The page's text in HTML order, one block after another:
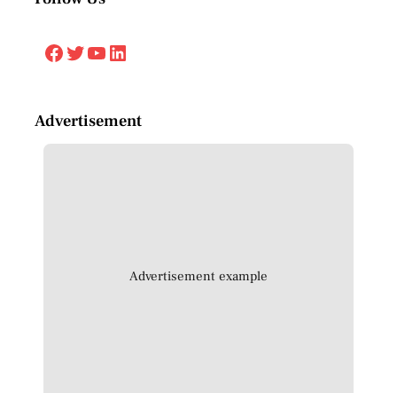
Facebook Twitter YouTube LinkedIn
Advertisement
Advertisement example